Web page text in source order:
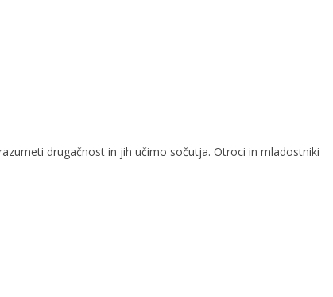
drugačnost in jih učimo sočutja. Otroci in mladostniki